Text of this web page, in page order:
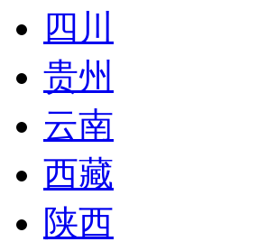
四川
贵州
云南
西藏
陕西